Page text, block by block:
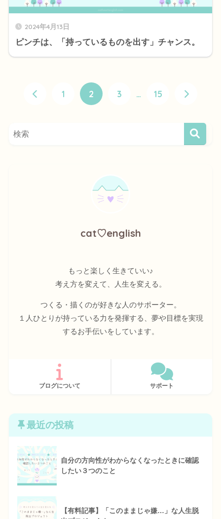
2024年4月13日
ピンチは、「持っているものを出す」チャンス。
1 2 3 … 15
cat♡english
もっと楽しく生きていい♪
考え方を変えて、人生を変える。
つくる・描くのが好きな人のサポーター。
１人ひとりが持っている力を発揮する、夢や目標を実現
するお手伝いをしています。
ブログについて サポート
最近の投稿
自分の方向性がわからなくなったときに確認
したい３つのこと
【有料記事】「このままじゃ嫌…」な人生脱